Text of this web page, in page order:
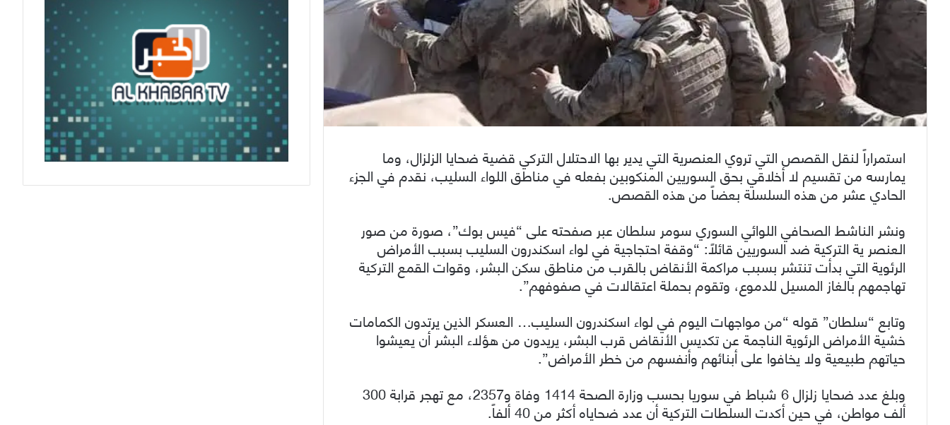
استمراراً لنقل القصص التي تروي العنصرية التي يدير بها الاحتلال التركي قضية ضحايا الزلزال، وما
يمارسه من تقسيم لا أخلاقي بحق السوريين المنكوبين بفعله في مناطق اللواء السليب، نقدم في الجزء
الحادي عشر من هذه السلسلة بعضاً من هذه القصص.
ونشر الناشط الصحافي اللوائي السوري سومر سلطان عبر صفحته على “فيس بوك”، صورة من صور
العنصر ية التركية ضد السوريين قائلاً: “وقفة احتجاجية في لواء اسكندرون السليب بسبب الأمراض
الرئوية التي بدأت تنتشر بسبب مراكمة الأنقاض بالقرب من مناطق سكن البشر، وقوات القمع التركية
تهاجمهم بالغاز المسيل للدموع، وتقوم بحملة اعتقالات في صفوفهم”.
وتابع “سلطان” قوله “من مواجهات اليوم في لواء اسكندرون السليب… العسكر الذين يرتدون الكمامات
خشية الأمراض الرئوية الناجمة عن تكديس الأنقاض قرب البشر، يريدون من هؤلاء البشر أن يعيشوا
حياتهم طبيعية ولا يخافوا على أبنائهم وأنفسهم من خطر الأمراض”.
وبلغ عدد ضحايا زلزال 6 شباط في سوريا بحسب وزارة الصحة 1414 وفاة و2357، مع تهجر قرابة 300
ألف مواطن، في حين أكدت السلطات التركية أن عدد ضحاياه أكثر من 40 ألفاً.